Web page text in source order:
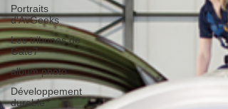
Portraits
d'AvGeeks
Les tribunes de
Gate7
album photo
Développement
durable